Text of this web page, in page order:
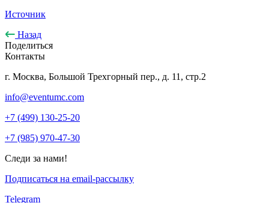
Источник
Назад
Поделиться
Контакты
г. Москва, Большой Трехгорный пер., д. 11, стр.2
info@eventumc.com
+7 (499) 130-25-20
+7 (985) 970-47-30
Следи за нами!
Подписаться на email-рассылку
Telegram